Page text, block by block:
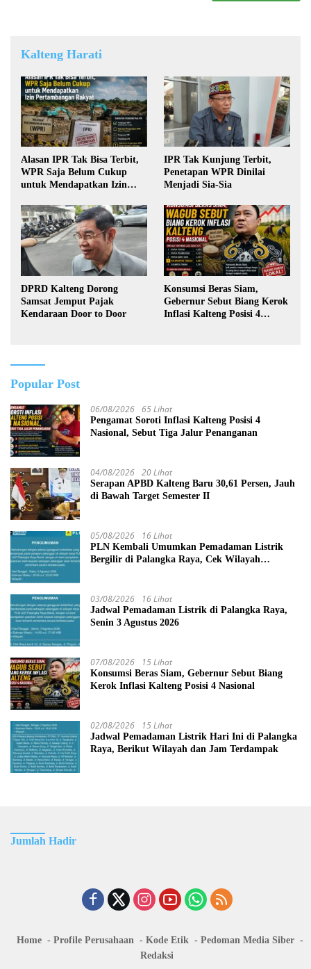
Kalteng Harati
Alasan IPR Tak Bisa Terbit,
WPR Saja Belum Cukup
untuk Mendapatkan Izin
IPR Tak Kunjung Terbit,
Penetapan WPR Dinilai
Menjadi Sia-Sia
DPRD Kalteng Dorong
Samsat Jemput Pajak
Kendaraan Door to Door
Konsumsi Beras Siam,
Gebernur Sebut Biang Kerok
Inflasi Kalteng Posisi 4
Popular Post
06/08/2026 65 Lihat
Pengamat Soroti Inflasi Kalteng Posisi 4
Nasional, Sebut Tiga Jalur Penanganan
04/08/2026 20 Lihat
Serapan APBD Kalteng Baru 30,61 Persen, Jauh
di Bawah Target Semester II
05/08/2026 16 Lihat
PLN Kembali Umumkan Pemadaman Listrik
Bergilir di Palangka Raya, Cek Wilayah
03/08/2026 16 Lihat
Jadwal Pemadaman Listrik di Palangka Raya,
Senin 3 Agustus 2026
07/08/2026 15 Lihat
Konsumsi Beras Siam, Gebernur Sebut Biang
Kerok Inflasi Kalteng Posisi 4 Nasional
02/08/2026 15 Lihat
Jadwal Pemadaman Listrik Hari Ini di Palangka
Raya, Berikut Wilayah dan Jam Terdampak
Jumlah Hadir
Home Profile Perusahaan Kode Etik
Pedoman Media Siber
Redaksi